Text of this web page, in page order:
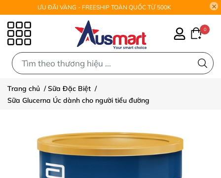
ƯU ĐÃI VÀNG - FREESHIP TOÀN QUỐC TỪ 500K
0
Trang chủ /Sữa Đặc Biệt /
Sữa Glucerna Úc dành cho người tiểu đường